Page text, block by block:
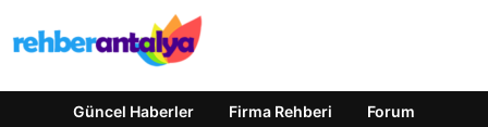
Güncel Haberler Firma Rehberi Forum